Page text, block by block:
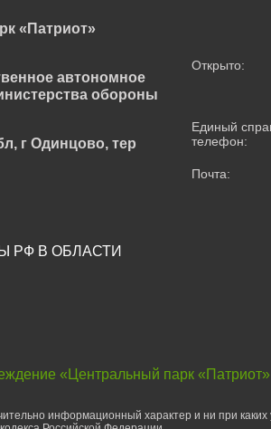
«Патриот»
автономное
обороны
г Одинцово, тер
Открыто:
Единый
телефон:
Почта:
РФ В ОБЛАСТИ
«Центральный парк
информационный характер и ни при каких